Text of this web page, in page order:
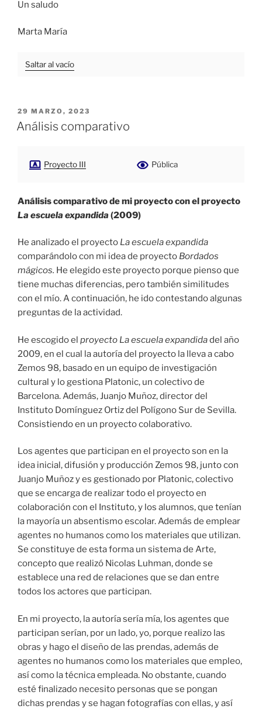
Un saludo
Marta María
Saltar al vacío
PUBLICADO
EL
29 MARZO, 2023
Análisis comparativo
Proyecto III Pública
Análisis comparativo de mi proyecto con el proyecto
La escuela expandida (2009)
He analizado el proyecto La escuela expandida
comparándolo con mi idea de proyecto Bordados
mágicos. He elegido este proyecto porque pienso que
tiene muchas diferencias, pero también similitudes
con el mío. A continuación, he ido contestando algunas
preguntas de la actividad.
He escogido el proyecto La escuela expandidadel año
2009, en el cual la autoría del proyecto la lleva a cabo
Zemos 98, basado en un equipo de investigación
cultural y lo gestiona Platonic, un colectivo de
Barcelona. Además, Juanjo Muñoz, director del
Instituto Domínguez Ortiz del Polígono Sur de Sevilla.
Consistiendo en un proyecto colaborativo.
Los agentes que participan en el proyecto son en la
idea inicial, difusión y producción Zemos 98, junto con
Juanjo Muñoz y es gestionado por Platonic, colectivo
que se encarga de realizar todo el proyecto en
colaboración con el Instituto, y los alumnos, que tenían
la mayoría un absentismo escolar. Además de emplear
agentes no humanos como los materiales que utilizan.
Se constituye de esta forma un sistema de Arte,
concepto que realizó Nicolas Luhman, donde se
establece una red de relaciones que se dan entre
todos los actores que participan.
En mi proyecto, la autoría sería mía, los agentes que
participan serían, por un lado, yo, porque realizo las
obras y hago el diseño de las prendas, además de
agentes no humanos como los materiales que empleo,
así como la técnica empleada. No obstante, cuando
esté finalizado necesito personas que se pongan
dichas prendas y se hagan fotografías con ellas, y así